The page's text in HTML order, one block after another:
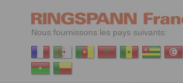
Nous fournissons les pays suivants: